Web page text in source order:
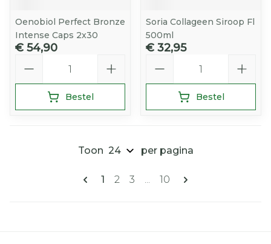
Oenobiol Perfect Bronze
Intense Caps 2x30
€ 54,90
Bestel
Soria Collageen Siroop Fl
500ml
€ 32,95
Bestel
Pagina's
U lees momenteel pagina
1 Pagina
2 Pagina
3 ... Pagina
10
Toon per pagina